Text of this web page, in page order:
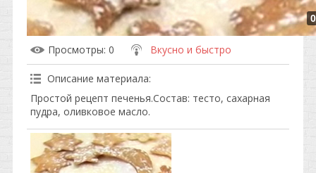
Просмотры: 0 Вкусно и быстро
Описание материала:
Простой рецепт печенья.Состав: тесто, сахарная
пудра, оливковое масло.